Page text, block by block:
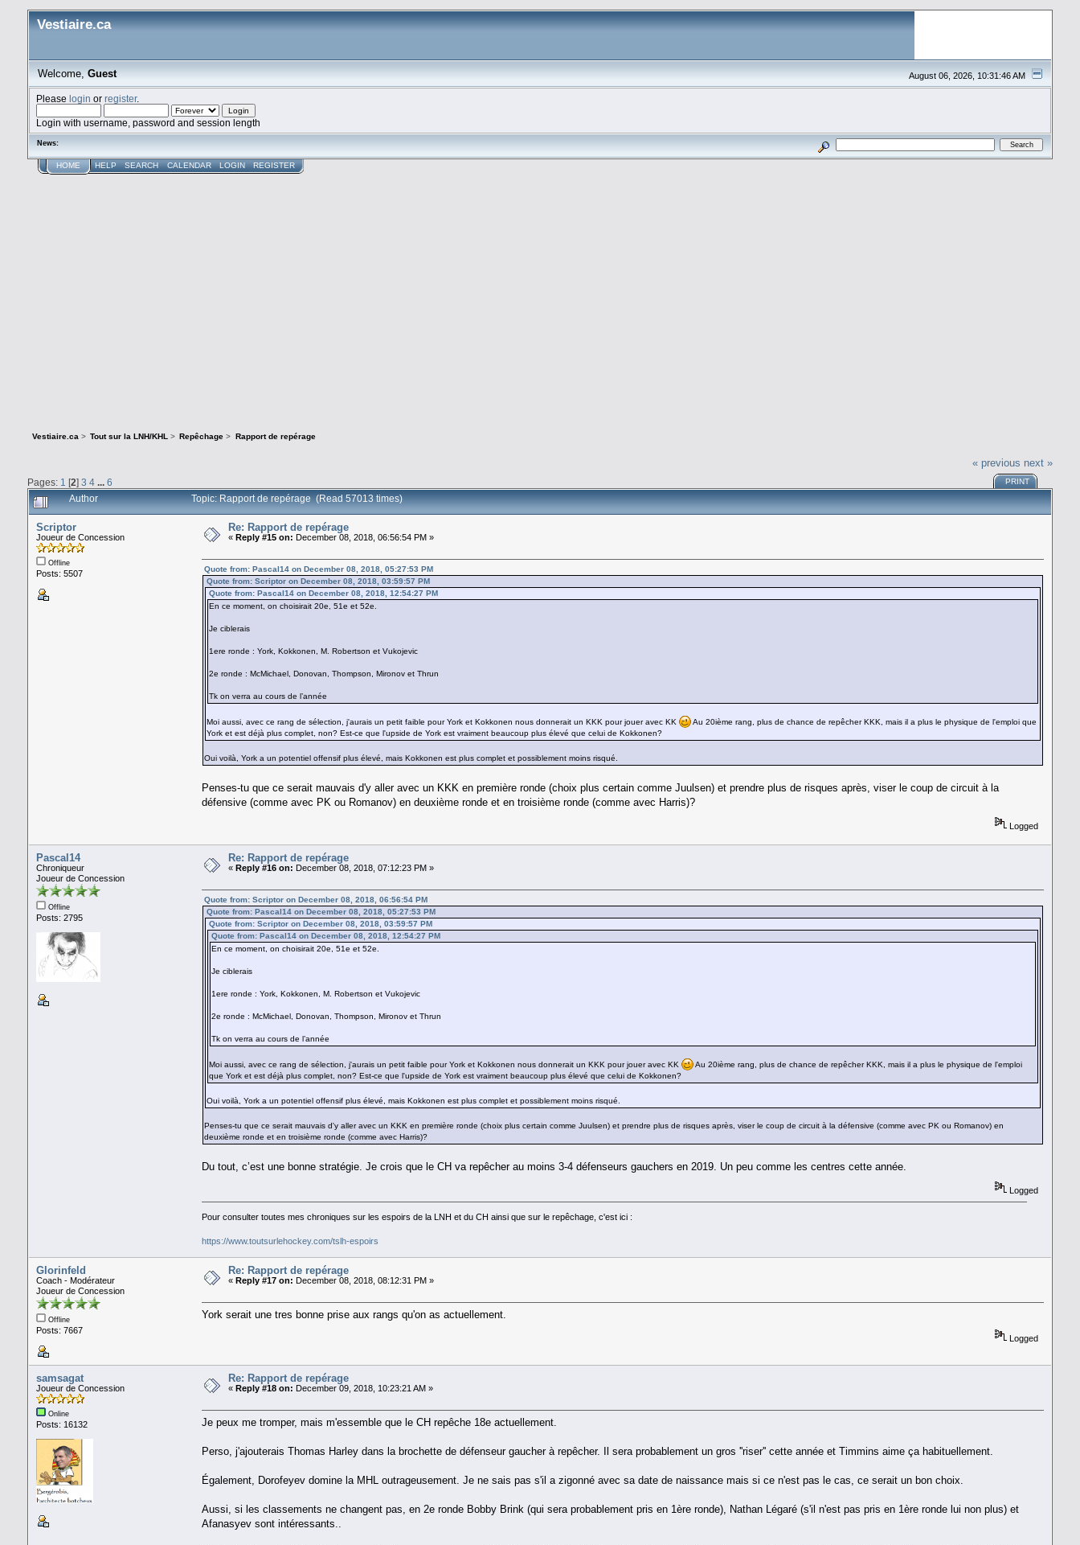
Vestiaire.ca
August 06, 2026, 10:31:46 AM
Welcome,Guest
Please login or register.
Login with username, password and session length
News:
HOME HELP SEARCH CALENDAR LOGIN REGISTER
Vestiaire.ca > Tout sur la LNH/KHL > Repêchage > Rapport de repérage
« previous next »
Pages: 1 [2] 3 4 ... 6 PRINT
Author Topic: Rapport de repérage (Read 57013 times)
Scriptor
Joueur de Concession
Offline
Posts: 5507
Re: Rapport de repérage
« Reply #15 on: December 08, 2018, 06:56:54 PM »
Quote from: Pascal14 on December 08, 2018, 05:27:53 PM
Quote from: Scriptor on December 08, 2018, 03:59:57 PM
Quote from: Pascal14 on December 08, 2018, 12:54:27 PM
En ce moment, on choisirait 20e, 51e et 52e.
Je ciblerais
1ere ronde : York, Kokkonen, M. Robertson et Vukojevic
2e ronde : McMichael, Donovan, Thompson, Mironov et Thrun
Tk on verra au cours de l’année
Moi aussi, avec ce rang de sélection, j'aurais un petit faible pour York et Kokkonen nous donnerait un KKK pour jouer avec KK
Au 20ième rang, plus de chance de repêcher KKK, mais il a plus le physique de l'emploi que
York et est déjà plus complet, non? Est-ce que l'upside de York est vraiment beaucoup plus élevé que celui de Kokkonen?
Oui voilà, York a un potentiel offensif plus élevé, mais Kokkonen est plus complet et possiblement moins risqué.
Penses-tu que ce serait mauvais d'y aller avec un KKK en première ronde (choix plus certain comme Juulsen) et prendre plus de risques après, viser le coup de circuit à la
défensive (comme avec PK ou Romanov) en deuxième ronde et en troisième ronde (comme avec Harris)?
Logged
Pascal14
Chroniqueur
Joueur de Concession
Offline
Posts: 2795
Re: Rapport de repérage
« Reply #16 on: December 08, 2018, 07:12:23 PM »
Quote from: Scriptor on December 08, 2018, 06:56:54 PM
Quote from: Pascal14 on December 08, 2018, 05:27:53 PM
Quote from: Scriptor on December 08, 2018, 03:59:57 PM
Quote from: Pascal14 on December 08, 2018, 12:54:27 PM
En ce moment, on choisirait 20e, 51e et 52e.
Je ciblerais
1ere ronde : York, Kokkonen, M. Robertson et Vukojevic
2e ronde : McMichael, Donovan, Thompson, Mironov et Thrun
Tk on verra au cours de l’année
Moi aussi, avec ce rang de sélection, j'aurais un petit faible pour York et Kokkonen nous donnerait un KKK pour jouer avec KK
Au 20ième rang, plus de chance de repêcher KKK, mais il a plus le physique de l'emploi
que York et est déjà plus complet, non? Est-ce que l'upside de York est vraiment beaucoup plus élevé que celui de Kokkonen?
Oui voilà, York a un potentiel offensif plus élevé, mais Kokkonen est plus complet et possiblement moins risqué.
Penses-tu que ce serait mauvais d'y aller avec un KKK en première ronde (choix plus certain comme Juulsen) et prendre plus de risques après, viser le coup de circuit à la défensive (comme avec PK ou Romanov) en
deuxième ronde et en troisième ronde (comme avec Harris)?
Du tout, c’est une bonne stratégie. Je crois que le CH va repêcher au moins 3-4 défenseurs gauchers en 2019. Un peu comme les centres cette année.
Logged
Pour consulter toutes mes chroniques sur les espoirs de la LNH et du CH ainsi que sur le repêchage, c'est ici :
https://www.toutsurlehockey.com/tslh-espoirs
Glorinfeld
Coach - Modérateur
Joueur de Concession
Offline
Posts: 7667
Re: Rapport de repérage
« Reply #17 on: December 08, 2018, 08:12:31 PM »
York serait une tres bonne prise aux rangs qu'on as actuellement.
Logged
samsagat
Joueur de Concession
Online
Posts: 16132
Re: Rapport de repérage
« Reply #18 on: December 09, 2018, 10:23:21 AM »
Je peux me tromper, mais m'essemble que le CH repêche 18e actuellement.
Perso, j'ajouterais Thomas Harley dans la brochette de défenseur gaucher à repêcher. Il sera probablement un gros ''riser'' cette année et Timmins aime ça habituellement.
Également, Dorofeyev domine la MHL outrageusement. Je ne sais pas s'il a zigonné avec sa date de naissance mais si ce n'est pas le cas, ce serait un bon choix.
Aussi, si les classements ne changent pas, en 2e ronde Bobby Brink (qui sera probablement pris en 1ère ronde), Nathan Légaré (s'il n'est pas pris en 1ère ronde lui non plus) et
Afanasyev sont intéressants..